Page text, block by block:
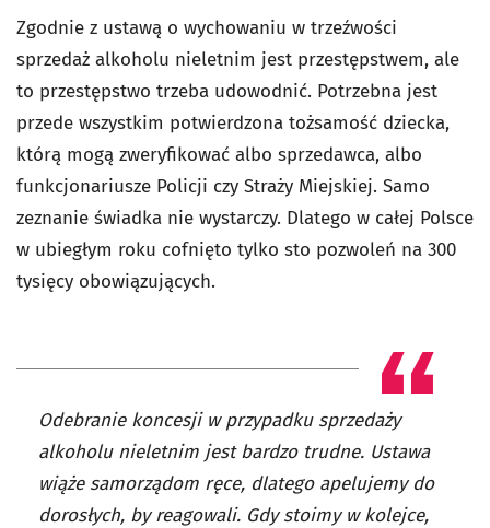
Zgodnie z ustawą o wychowaniu w trzeźwości
sprzedaż alkoholu nieletnim jest przestępstwem, ale
to przestępstwo trzeba udowodnić. Potrzebna jest
przede wszystkim potwierdzona tożsamość dziecka,
którą mogą zweryfikować albo sprzedawca, albo
funkcjonariusze Policji czy Straży Miejskiej. Samo
zeznanie świadka nie wystarczy. Dlatego w całej Polsce
w ubiegłym roku cofnięto tylko sto pozwoleń na 300
tysięcy obowiązujących.
Odebranie koncesji w przypadku sprzedaży
alkoholu nieletnim jest bardzo trudne. Ustawa
wiąże samorządom ręce, dlatego apelujemy do
dorosłych, by reagowali. Gdy stoimy w kolejce,